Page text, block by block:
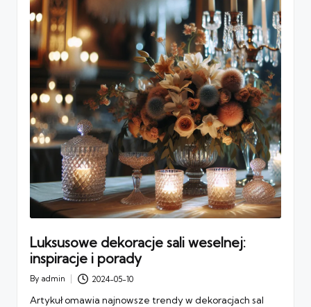
Luksusowe dekoracje sali weselnej:
inspiracje i porady
Posted
By admin 2024-05-10
Artykuł omawia najnowsze trendy w dekoracjach sal